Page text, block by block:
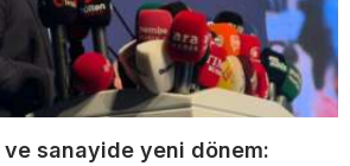
ve sanayide yeni dönem: